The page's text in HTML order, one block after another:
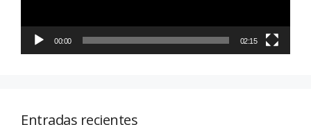
00:00 02:15
Entradas recientes